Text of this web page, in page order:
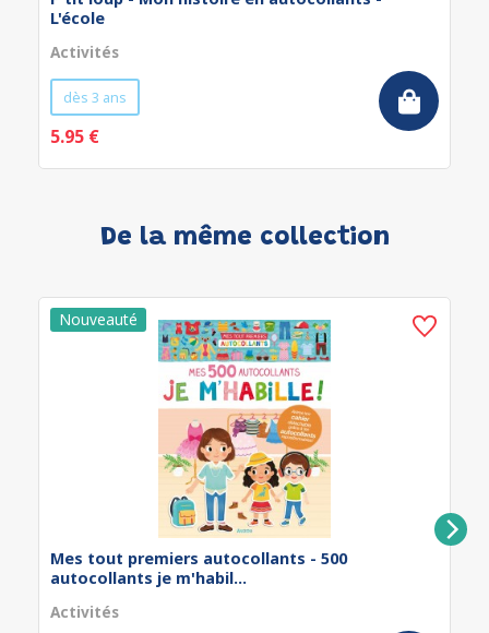
L'école
Activités
dès 3 ans
5.95 €
De la même collection
Mes tout premiers autocollants - 500
autocollants je m'habil...
Activités